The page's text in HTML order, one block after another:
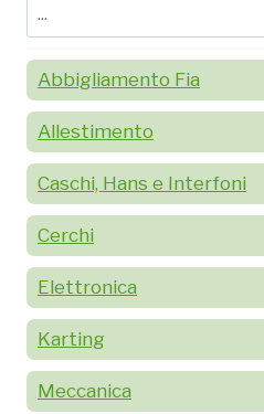
Abbigliamento Fia
Allestimento
Caschi, Hans e Interfoni
Cerchi
Elettronica
Karting
Meccanica